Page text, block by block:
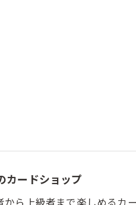
カードショップ
から上級者まで楽しめるカ